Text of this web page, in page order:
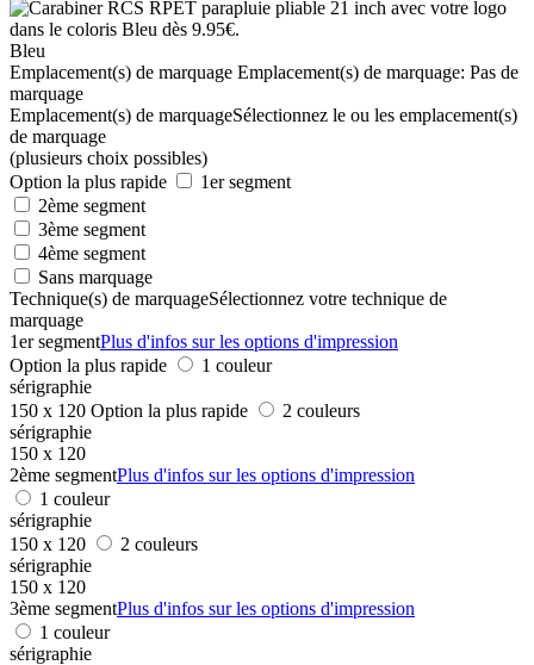
Bleu
Emplacement(s) de marquage Emplacement(s) de marquage: Pas de
marquage
Emplacement(s) de marquageSélectionnez le ou les emplacement(s)
de marquage
(plusieurs choix possibles)
Option la plus rapide
1er segment
2ème segment
3ème segment
4ème segment
Sans marquage
Technique(s) de marquageSélectionnez votre technique de
marquage
1er segmentPlus d'infos sur les options d'impression
Option la plus rapide
1 couleur
sérigraphie
150 x 120 Option la plus rapide
2 couleurs
sérigraphie
150 x 120
2ème segmentPlus d'infos sur les options d'impression
1 couleur
sérigraphie
150 x 120
2 couleurs
sérigraphie
150 x 120
3ème segmentPlus d'infos sur les options d'impression
1 couleur
sérigraphie